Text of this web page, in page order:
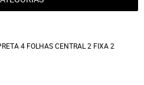
4 FOLHAS CENTRAL 2 FIXA 2